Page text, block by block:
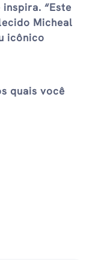
“Este
Micheal
icônico
quais você